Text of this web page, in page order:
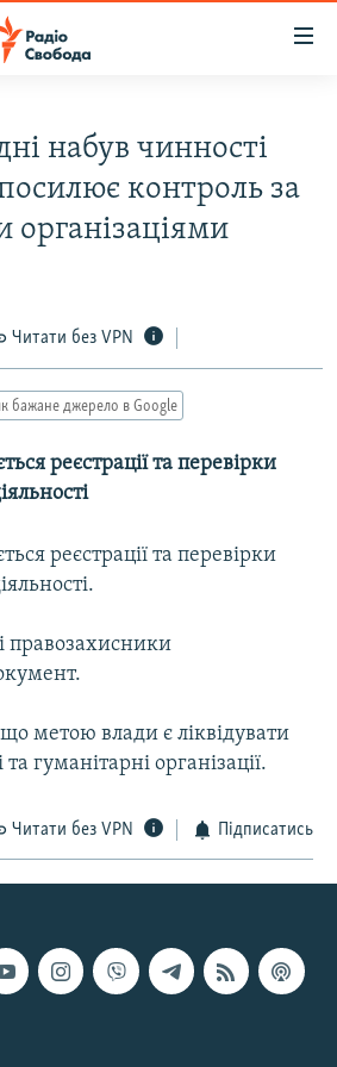
набув чинності
контроль за
організаціями
Читати без VPN
бажане джерело в Google
реєстрації та перевірки
реєстрації та перевірки
правозахисники
метою влади є ліквідувати
гуманітарні організації.
Читати без VPN Підписатись